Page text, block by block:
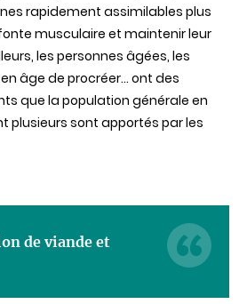
rapidement assimilables plus
musculaire et maintenir leur
les personnes âgées, les
âge de procréer... ont des
que la population générale en
plusieurs sont apportés par les
de viande et